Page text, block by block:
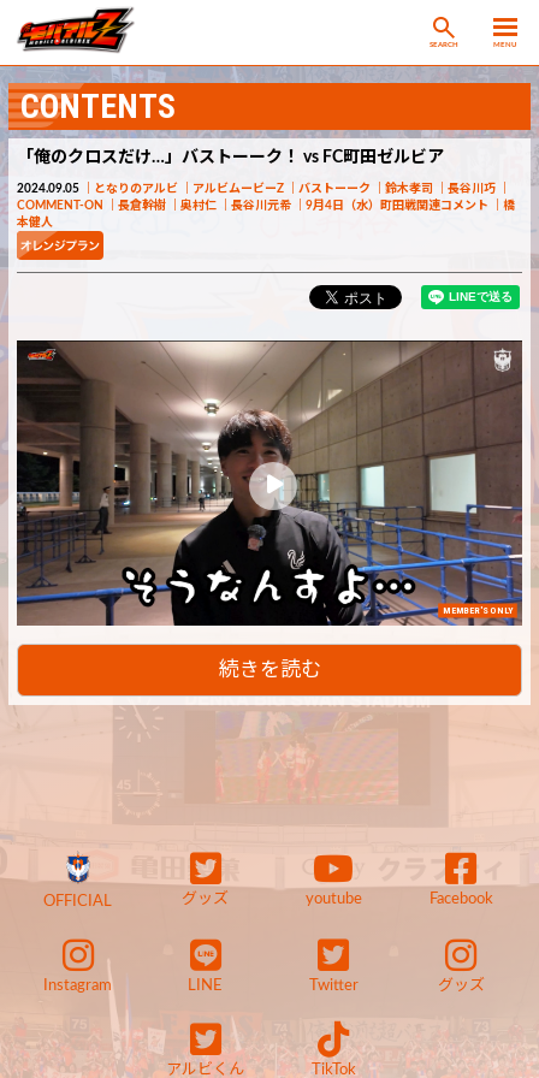
SEARCH MENU
CONTENTS
「俺のクロスだけ…」バストーーク！ vs FC町田ゼルビア
2024.09.05 となりのアルビ アルビムービーZ バストーーク 鈴木孝司
長谷川巧
COMMENT-ON
長倉幹樹 奥村仁 長谷川元希 9月4日（水）町田戦関連コメント
橋
本健人
MEMBER'S ONLY
続きを読む
OFFICIAL グッズ youtube Facebook
Instagram LINE Twitter グッズ
アルビくん TikTok